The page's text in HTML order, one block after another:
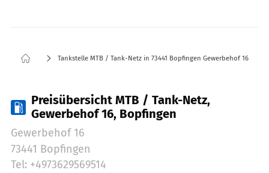
Tankstelle MTB / Tank-Netz in 73441 Bopfingen Gewerbehof 16
Preisübersicht MTB / Tank-Netz,
Gewerbehof 16, Bopfingen
Gewerbehof 16
73441 Bopfingen
Tel: +4973629569514